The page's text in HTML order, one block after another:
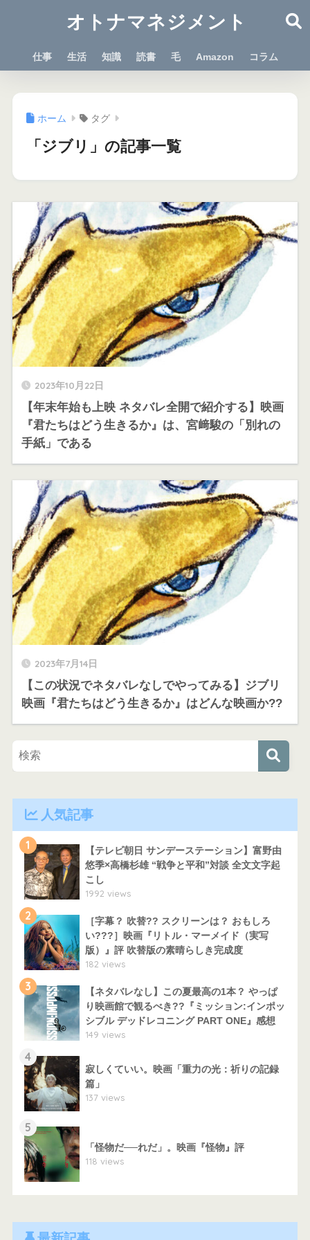
オトナマネジメント
仕事 生活 知識 読書 毛 Amazon コラム
ホーム タグ
「ジブリ」の記事一覧
2023年10月22日
【年末年始も上映 ネタバレ全開で紹介する】映画
『君たちはどう生きるか』は、宮﨑駿の「別れの
手紙」である
2023年7月14日
【この状況でネタバレなしでやってみる】ジブリ
映画『君たちはどう生きるか』はどんな映画か??
人気記事
1
【テレビ朝日 サンデーステーション】富野由
悠季×高橋杉雄 “戦争と平和”対談 全文文字起
こし
1992 views
2
［字幕？ 吹替?? スクリーンは？ おもしろ
い???］映画『リトル・マーメイド（実写
版）』評 吹替版の素晴らしき完成度
182 views
3
【ネタバレなし】この夏最高の1本？ やっぱ
り映画館で観るべき??『ミッション:インポッ
シブル デッドレコニング PART ONE』感想
149 views
4
寂しくていい。映画「重力の光：祈りの記録
篇」
137 views
5
「怪物だ──れだ」。映画『怪物』評
118 views